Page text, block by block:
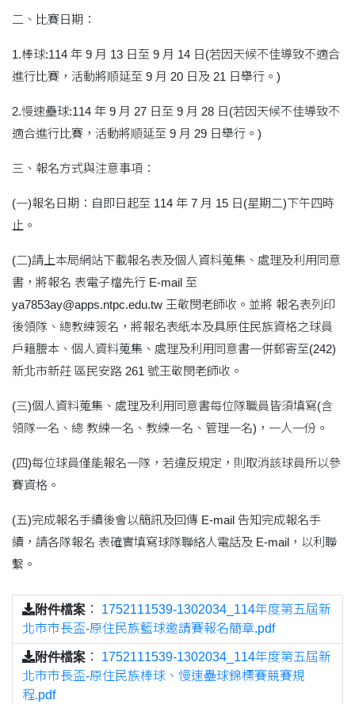
二、比賽日期：
1.棒球:114 年 9 月 13 日至 9 月 14 日(若因天候不佳導致不適合
進行比賽，活動將順延至 9 月 20 日及 21 日舉行。)
2.慢速壘球:114 年 9 月 27 日至 9 月 28 日(若因天候不佳導致不
適合進行比賽，活動將順延至 9 月 29 日舉行。)
三、報名方式與注意事項：
(一)報名日期：自即日起至 114 年 7 月 15 日(星期二)下午四時
止。
(二)請上本局網站下載報名表及個人資料蒐集、處理及利用同意
書，將報名 表電子檔先行 E-mail 至
ya7853ay@apps.ntpc.edu.tw 王敬閔老師收。並將 報名表列印
後領隊、總教練簽名，將報名表紙本及具原住民族資格之球員
戶籍謄本、個人資料蒐集、處理及利用同意書一併郵寄至(242)
新北市新莊 區民安路 261 號王敬閔老師收。
(三)個人資料蒐集、處理及利用同意書每位隊職員皆須填寫(含
領隊一名、總 教練一名、教練一名、管理一名)，一人一份。
(四)每位球員僅能報名一隊，若違反規定，則取消該球員所以參
賽資格。
(五)完成報名手續後會以簡訊及回傳 E-mail 告知完成報名手
續，請各隊報名 表確實填寫球隊聯絡人電話及 E-mail，以利聯
繫。
附件檔案 ： 1752111539-1302034_114年度第五屆新
北市市長盃-原住民族籃球邀請賽報名簡章.pdf
附件檔案 ： 1752111539-1302034_114年度第五屆新
北市市長盃-原住民族棒球、慢速壘球錦標賽競賽規
程.pdf